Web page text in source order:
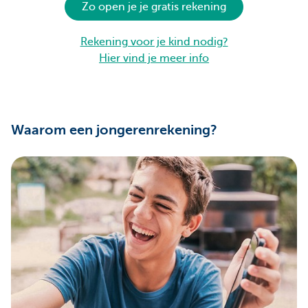
Zo open je je gratis rekening
Rekening voor je kind nodig?
Hier vind je meer info
Waarom een jongerenrekening?